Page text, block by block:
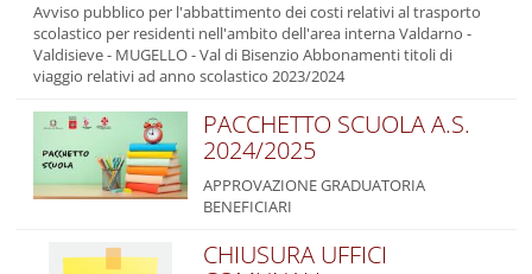
Avviso pubblico per l'abbattimento dei costi relativi al trasporto
scolastico per residenti nell'ambito dell'area interna Valdarno -
Valdisieve - MUGELLO - Val di Bisenzio Abbonamenti titoli di
viaggio relativi ad anno scolastico 2023/2024
PACCHETTO SCUOLA A.S.
2024/2025
APPROVAZIONE GRADUATORIA
BENEFICIARI
CHIUSURA UFFICI